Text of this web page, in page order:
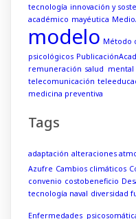
tecnología innovación y
académico mayéutica
modelo Método
psicológicos
remuneración salud mental
telecomunicación
medicina preventiva
Tags
adaptación alteraciones
Azufre Cambios climáticos
convenio costobeneficio
tecnología naval diversidad
Enfermedades